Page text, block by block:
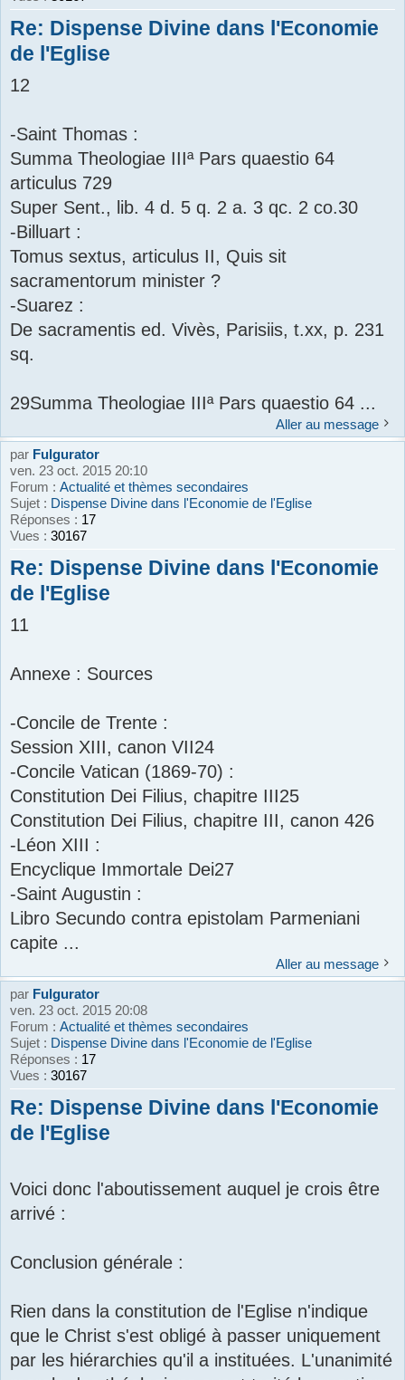
Re: Dispense Divine dans l'Economie
de l'Eglise
12
-Saint Thomas :
Summa Theologiae IIIª Pars quaestio 64
articulus 729
Super Sent., lib. 4 d. 5 q. 2 a. 3 qc. 2 co.30
-Billuart :
Tomus sextus, articulus II, Quis sit
sacramentorum minister ?
-Suarez :
De sacramentis ed. Vivès, Parisiis, t.xx, p. 231
sq.
29Summa Theologiae IIIª Pars quaestio 64 ...
Aller au message
par Fulgurator
ven. 23 oct. 2015 20:10
Forum : Actualité et thèmes secondaires
Sujet : Dispense Divine dans l'Economie de l'Eglise
Réponses : 17
Vues : 30167
Re: Dispense Divine dans l'Economie
de l'Eglise
11
Annexe : Sources
-Concile de Trente :
Session XIII, canon VII24
-Concile Vatican (1869-70) :
Constitution Dei Filius, chapitre III25
Constitution Dei Filius, chapitre III, canon 426
-Léon XIII :
Encyclique Immortale Dei27
-Saint Augustin :
Libro Secundo contra epistolam Parmeniani
capite ...
Aller au message
par Fulgurator
ven. 23 oct. 2015 20:08
Forum : Actualité et thèmes secondaires
Sujet : Dispense Divine dans l'Economie de l'Eglise
Réponses : 17
Vues : 30167
Re: Dispense Divine dans l'Economie
de l'Eglise
Voici donc l'aboutissement auquel je crois être
arrivé :
Conclusion générale :
Rien dans la constitution de l'Eglise n'indique
que le Christ s'est obligé à passer uniquement
par les hiérarchies qu'il a instituées. L'unanimité